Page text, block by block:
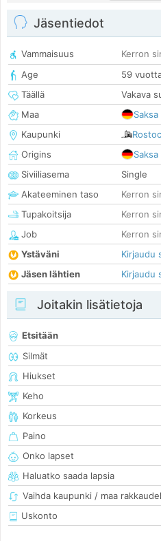
Jäsentiedot
Vammaisuus
Kerron
Age
59
Täällä
Vakava
Maa
Saksa
Kaupunki
Origins
Saksa
Siviiliasema
Single
Akateeminen taso
Kerron
Tupakoitsija
Kerron
Job
Kerron
Ystäväni
Kirjaudu
Jäsen lähtien
Kirjaudu
Joitakin lisätietoja
Etsitään
Silmät
Hiukset
Keho
Korkeus
Paino
Onko lapset
Haluatko saada lapsia
Vaihda kaupunki / maa
Uskonto